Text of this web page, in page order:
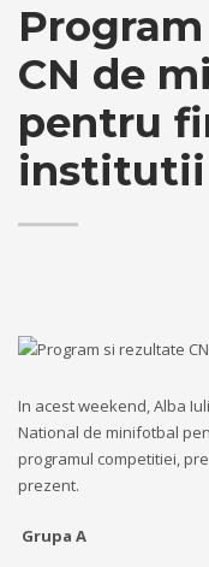
CN de
pentru
institutii
In acest weekend, Alba
National de minifotbal
programul competitiei,
prezent.
Grupa A